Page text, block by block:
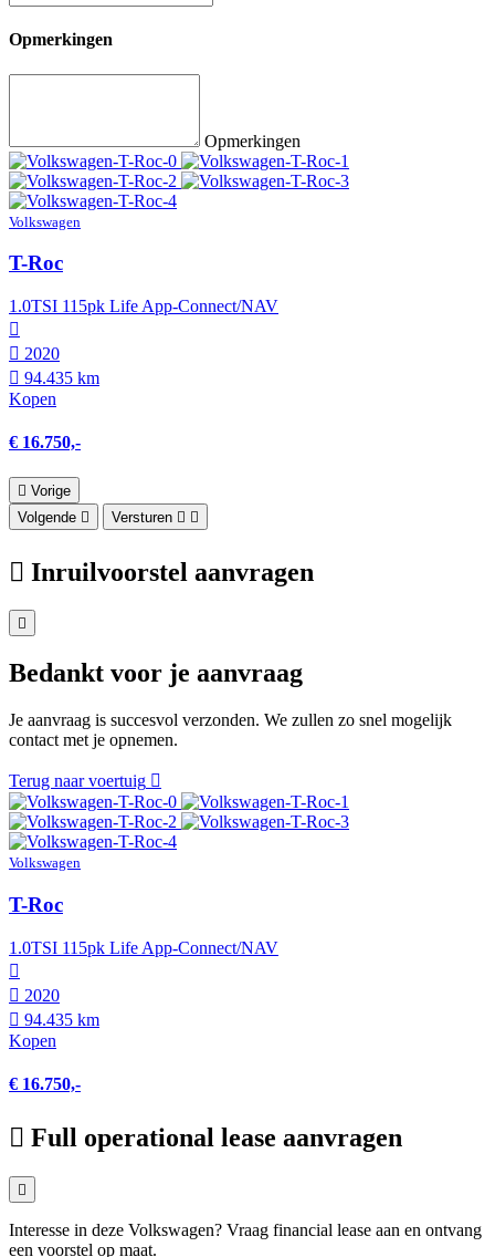
Opmerkingen
Opmerkingen
Volkswagen
T-Roc
1.0TSI 115pk Life App-Connect/NAV
2020
94.435 km
Kopen
€ 16.750,-
Vorige
Volgende
Versturen
Inruilvoorstel aanvragen
Bedankt voor je aanvraag
Je aanvraag is succesvol verzonden. We zullen zo snel mogelijk
contact met je opnemen.
Terug naar voertuig
Volkswagen
T-Roc
1.0TSI 115pk Life App-Connect/NAV
2020
94.435 km
Kopen
€ 16.750,-
Full operational lease aanvragen
Interesse in deze Volkswagen? Vraag financial lease aan en ontvang
een voorstel op maat.